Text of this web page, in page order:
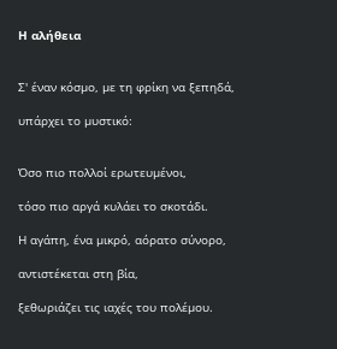
Η αλήθεια
Σ' έναν κόσμο, με τη φρίκη να ξεπηδά,
υπάρχει το μυστικό:
Όσο πιο πολλοί ερωτευμένοι,
τόσο πιο αργά κυλάει το σκοτάδι.
Η αγάπη, ένα μικρό, αόρατο σύνορο,
αντιστέκεται στη βία,
ξεθωριάζει τις ιαχές του πολέμου.